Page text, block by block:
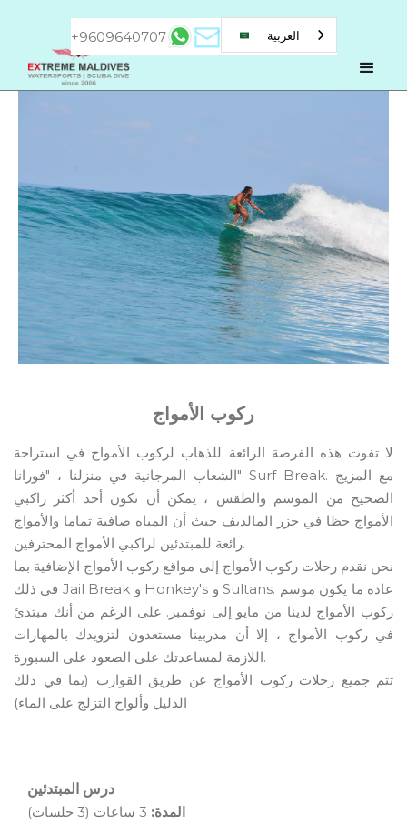
العربية‏ +9609640707
ركوب الأمواج
لا تفوت هذه الفرصة الرائعة للذهاب لركوب الأمواج في استراحة
الشعاب المرجانية في منزلنا ، "فورانا" Surf Break. مع المزيج
الصحيح من الموسم والطقس ، يمكن أن تكون أحد أكثر راكبي
الأمواج حظا في جزر المالديف حيث أن المياه صافية تماما والأمواج
رائعة للمبتدئين لراكبي الأمواج المحترفين.
نحن نقدم رحلات ركوب الأمواج إلى مواقع ركوب الأمواج الإضافية بما
في ذلك Jail Break و Honkey's و Sultans. عادة ما يكون موسم
ركوب الأمواج لدينا من مايو إلى نوفمبر. على الرغم من أنك مبتدئ
في ركوب الأمواج ، إلا أن مدربينا مستعدون لتزويدك بالمهارات
اللازمة لمساعدتك على الصعود على السبورة.
تتم جميع رحلات ركوب الأمواج عن طريق القوارب (بما في ذلك
الدليل وألواح التزلج على الماء)
درس المبتدئين
المدة: